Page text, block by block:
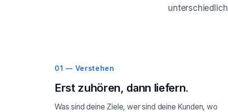
01 — Verstehen
Erst zuhören, dann liefern.
Was sind deine Ziele, wer sind deine Kunden, wo